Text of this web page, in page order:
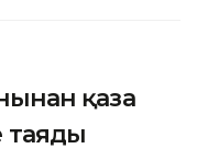
қаза
таяды